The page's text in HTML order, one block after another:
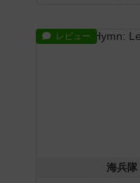
レビュー
海兵隊